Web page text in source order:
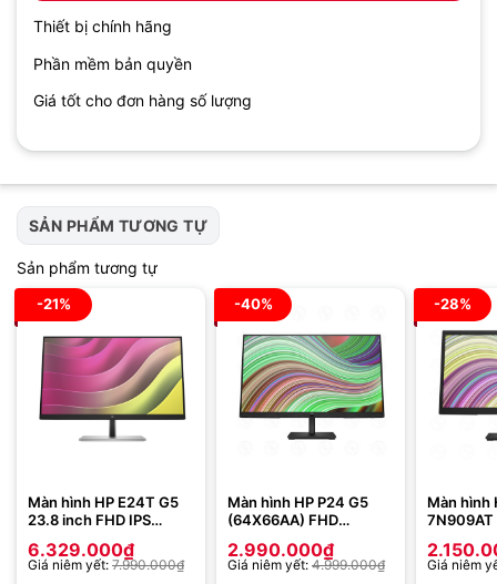
Thiết bị chính hãng
Phần mềm bản quyền
Giá tốt cho đơn hàng số lượng
SẢN PHẨM TƯƠNG TỰ
Sản phẩm tương tự
-21%
Màn hình HP E24T G5
23.8 inch FHD IPS
6.329.000₫
Giá niêm yết: 7.990.000₫
-40%
Màn hình HP P24 G5
(64X66AA) FHD
2.990.000₫
Giá niêm yết: 4.999.000₫
-28%
Màn hình
7N909AT
Giá niêm